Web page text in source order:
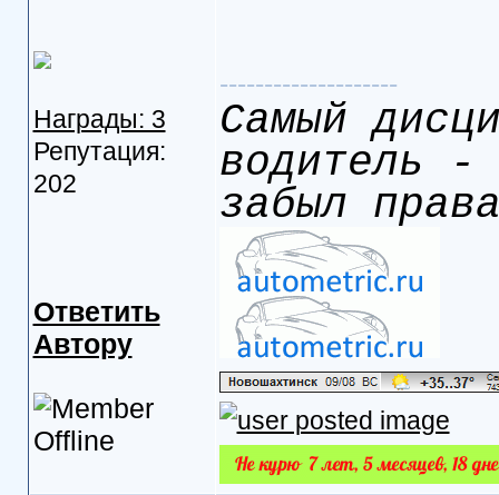
Награды: 3
Репутация:
202
Ответить
Автору
--------------------
Самый
водитель -
забыл